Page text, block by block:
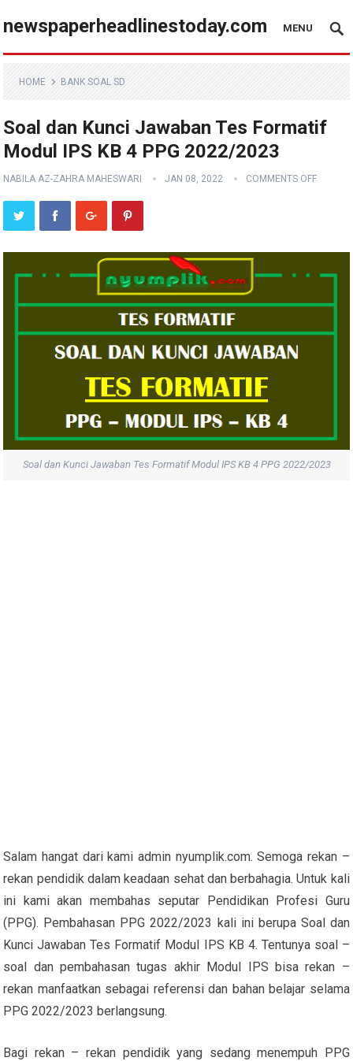
newspaperheadlinestoday.com MENU
HOME BANK SOAL SD
Soal dan Kunci Jawaban Tes Formatif
Modul IPS KB 4 PPG 2022/2023
NABILA AZ-ZAHRA MAHESWARI JAN 08, 2022 COMMENTS OFF
Soal dan Kunci Jawaban Tes Formatif Modul IPS KB 4 PPG 2022/2023
Salam hangat dari kami admin nyumplik.com. Semoga rekan –
rekan pendidik dalam keadaan sehat dan berbahagia. Untuk kali
ini kami akan membahas seputar Pendidikan Profesi Guru
(PPG). Pembahasan PPG 2022/2023 kali ini berupa Soal dan
Kunci Jawaban Tes Formatif Modul IPS KB 4. Tentunya soal –
soal dan pembahasan tugas akhir Modul IPS bisa rekan –
rekan manfaatkan sebagai referensi dan bahan belajar selama
PPG 2022/2023 berlangsung.
Bagi rekan – rekan pendidik yang sedang menempuh PPG